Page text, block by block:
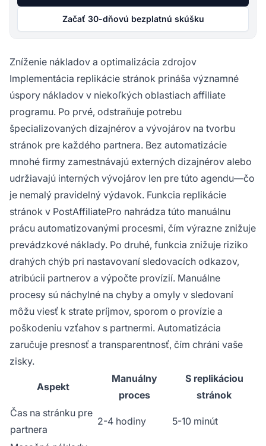
Začať 30-dňovú bezplatnú skúšku
Zníženie nákladov a optimalizácia zdrojov
Implementácia replikácie stránok prináša významné
úspory nákladov v niekoľkých oblastiach affiliate
programu. Po prvé, odstraňuje potrebu
špecializovaných dizajnérov a vývojárov na tvorbu
stránok pre každého partnera. Bez automatizácie
mnohé firmy zamestnávajú externých dizajnérov alebo
udržiavajú interných vývojárov len pre túto agendu—čo
je nemalý pravidelný výdavok. Funkcia replikácie
stránok v PostAffiliatePro nahrádza túto manuálnu
prácu automatizovanými procesmi, čím výrazne znižuje
prevádzkové náklady. Po druhé, funkcia znižuje riziko
drahých chýb pri nastavovaní sledovacích odkazov,
atribúcii partnerov a výpočte provízií. Manuálne
procesy sú náchylné na chyby a omyly v sledovaní
môžu viesť k strate príjmov, sporom o provízie a
poškodeniu vzťahov s partnermi. Automatizácia
zaručuje presnosť a transparentnosť, čím chráni vaše
zisky.
Aspekt
Manuálny
proces
S replikáciou
stránok
Čas na stránku pre
partnera
2-4 hodiny 5-10 minút